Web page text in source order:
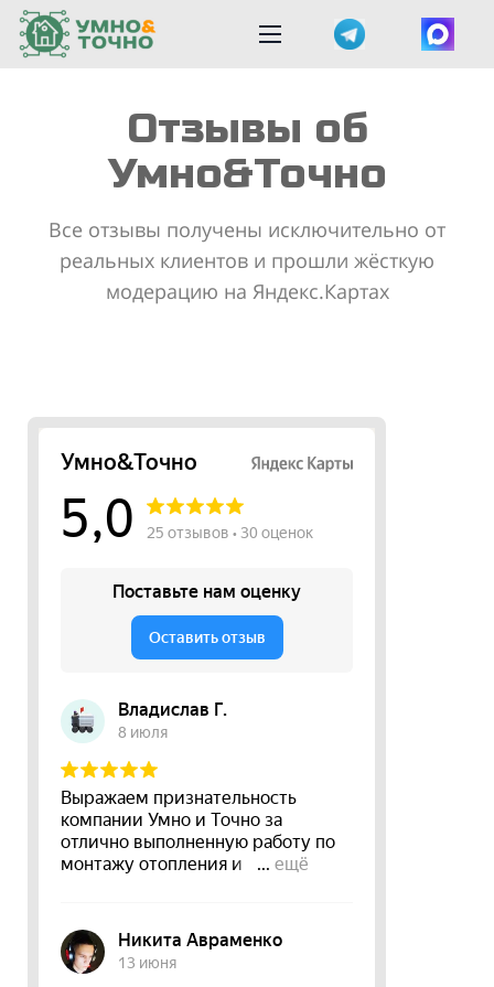
Отзывы об
Умно&Точно
Все отзывы получены исключительно от
реальных клиентов и прошли жёсткую
модерацию на Яндекс.Картах